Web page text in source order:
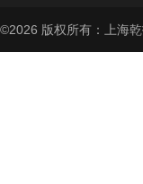
©2026 版权所有：上海